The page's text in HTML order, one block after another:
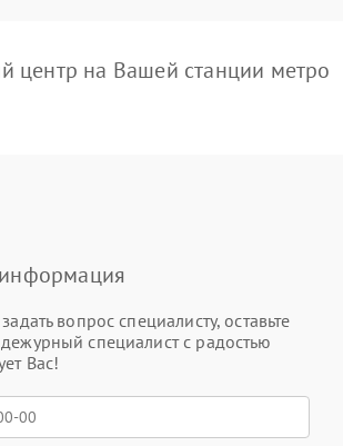
центр на Вашей станции метро
вопрос специалисту, оставьте
специалист с радостью
Вас!